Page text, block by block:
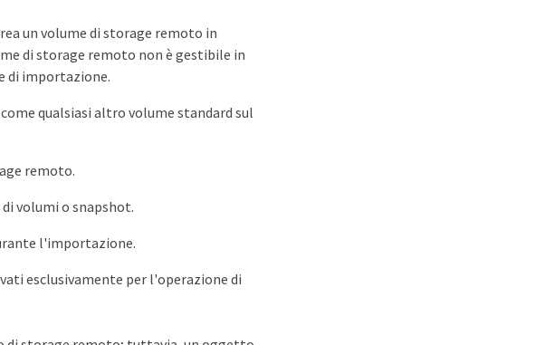
un volume di storage remoto in
di storage remoto non è gestibile in
di importazione.
qualsiasi altro volume standard sul
remoto.
volumi o snapshot.
l'importazione.
esclusivamente per l'operazione di